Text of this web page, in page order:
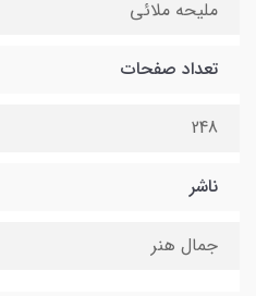
ملیحه ملائی
تعداد صفحات
248
ناشر
جمال هنر